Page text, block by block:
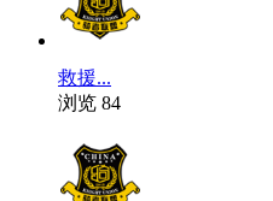
救援...
浏览 84